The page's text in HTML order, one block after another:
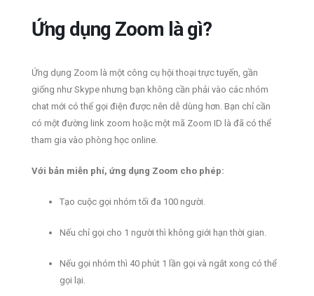
Ứng dụng Zoom là gì?
Ứng dụng Zoom là một công cụ hội thoại trực tuyến, gần
giống như Skype nhưng bạn không cần phải vào các nhóm
chat mới có thể gọi điện được nên dễ dùng hơn. Bạn chỉ cần
có một đường link zoom hoặc một mã Zoom ID là đã có thể
tham gia vào phòng học online.
Với bản miễn phí, ứng dụng Zoom cho phép:
Tạo cuộc gọi nhóm tối đa 100 người.
Nếu chỉ gọi cho 1 người thì không giới hạn thời gian.
Nếu gọi nhóm thì 40 phút 1 lần gọi và ngắt xong có thể
gọi lại.